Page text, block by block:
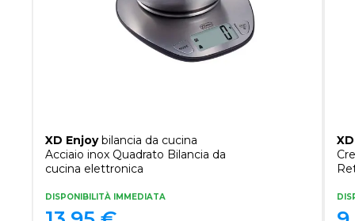
XD Enjoybilancia da cucina
Acciaio inox Quadrato Bilancia da
cucina elettronica
DISPONIBILITÀ IMMEDIATA